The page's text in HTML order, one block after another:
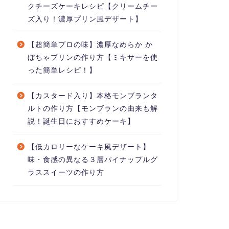
クチーズケーキレシピ【クリームチー
ズ入り！濃厚プリン風デザート】
【超簡単プロの味】濃厚なめらか か
ぼちゃプリンの作り方【ミキサーを使
った簡単レシピ！】
【カスタード入り】本格モンブランタ
ルトの作り方【モンブランの由来も解
説！誕生日におすすめケーキ】
【低カロリーなケーキ風デザート】
味・食感の異なる３層パイナップルグ
ラススイーツの作り方